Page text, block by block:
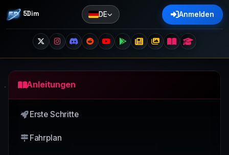
5Dim DE Anmelden
Anleitungen
Erste Schritte
Fahrplan